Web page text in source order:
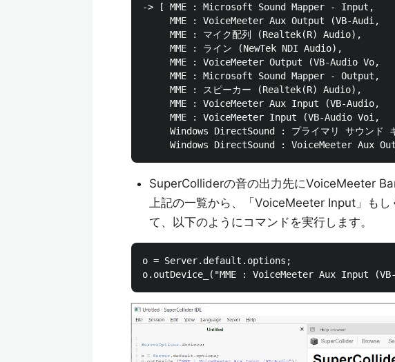
-> [ MME : Microsoft Sound Mapper - Input,
     MME : VoiceMeeter Aux Output (VB-Audi,
     MME : マイク配列 (Realtek(R) Audio),
     MME : ライン (NewTek NDI Audio),
     MME : VoiceMeeter Output (VB-Audio Vo,
     MME : Microsoft Sound Mapper - Output,
     MME : スピーカー (Realtek(R) Audio),
     MME : VoiceMeeter Aux Input (VB-Audio,
     MME : VoiceMeeter Input (VB-Audio Voi,
Windows DirectSound : プライマリ サウンド
SuperColliderの音の出力先にVoiceMeeter
上記の一覧から、「VoiceMeeter Input」も
て、以下のようにコマンドを実行します。
o = Server.default.options;